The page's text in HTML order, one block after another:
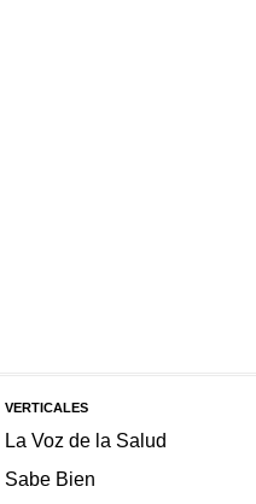
VERTICALES
La Voz de la Salud
Sabe Bien